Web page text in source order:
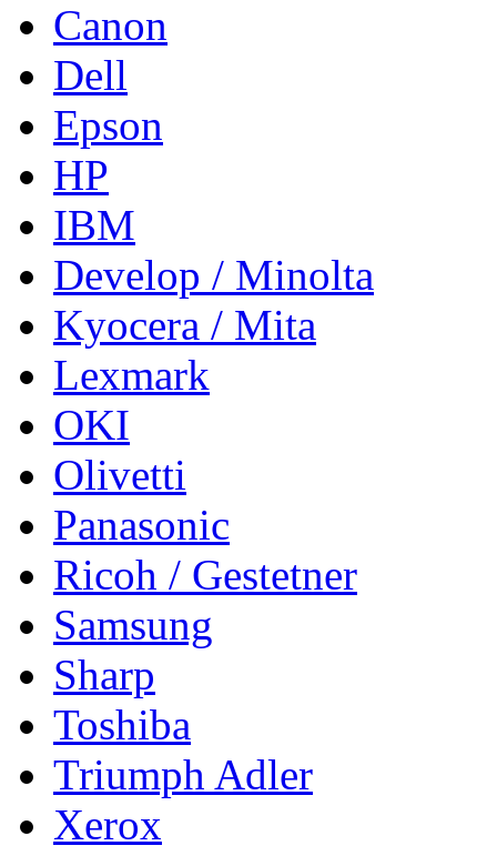
Canon
Dell
Epson
HP
IBM
Develop / Minolta
Kyocera / Mita
Lexmark
OKI
Olivetti
Panasonic
Ricoh / Gestetner
Samsung
Sharp
Toshiba
Triumph Adler
Xerox